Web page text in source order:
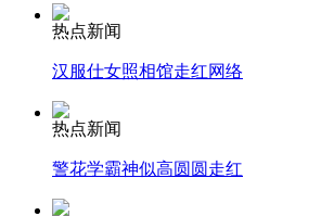
纽约上演“枕头大战”
热点新闻
汉服仕女照相馆走红网络
热点新闻
警花学霸神似高圆圆走红